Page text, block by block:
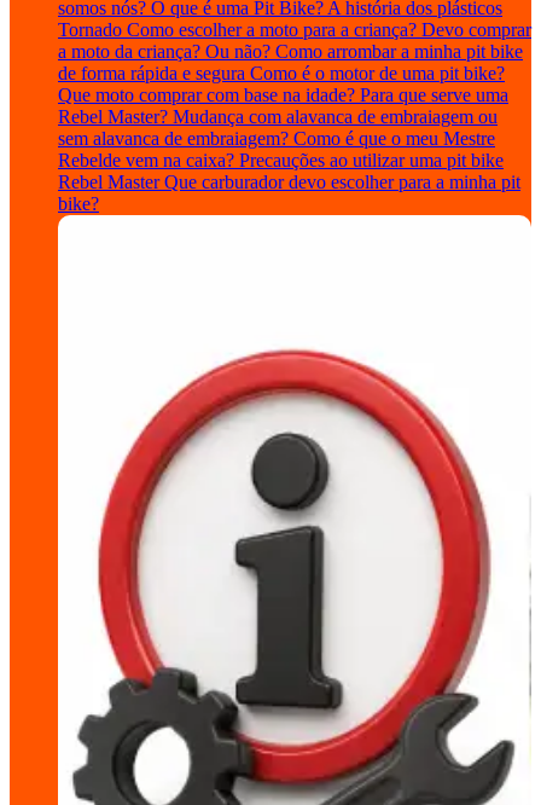
somos nós? O que é uma Pit Bike? A história dos plásticos
Tornado Como escolher a moto para a criança? Devo comprar
a moto da criança? Ou não? Como arrombar a minha pit bike
de forma rápida e segura Como é o motor de uma pit bike?
Que moto comprar com base na idade? Para que serve uma
Rebel Master? Mudança com alavanca de embraiagem ou
sem alavanca de embraiagem? Como é que o meu Mestre
Rebelde vem na caixa? Precauções ao utilizar uma pit bike
Rebel MasterQue carburador devo escolher para a minha pit
bike?